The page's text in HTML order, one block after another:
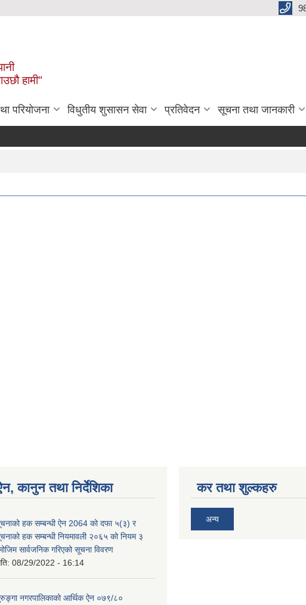
हामी"
परियोजना विधुतीय शुसासन सेवा प्रतिवेदन सूचना तथा जानकारी
कानुन तथा निर्देशिका
हक सम्बन्धी ऐन 2064 को दफा ५(३) र
हक सम्बन्धी नियमावली २०६५ को नियम ३
सार्वजनिक गरिएको सूचना विवरण
08/29/2022 - 16:14
नगरपालिकाको आर्थिक ऐन ०७९/८०
कर तथा शुल्कहरु
अन्य